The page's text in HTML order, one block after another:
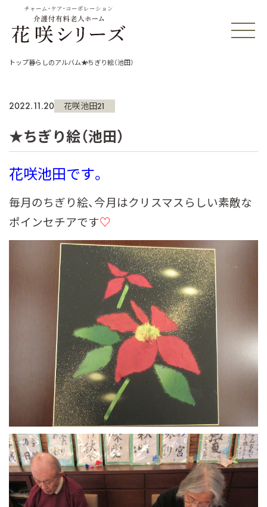
チャーム・ケア・コーポレーション
トップ暮らしのアルバム★ちぎり絵（池田）
2022.11.20 花咲池田21
★ちぎり絵（池田）
花咲池田です。
毎月のちぎり絵、今月はクリスマスらしい素敵な
ポインセチアです♡